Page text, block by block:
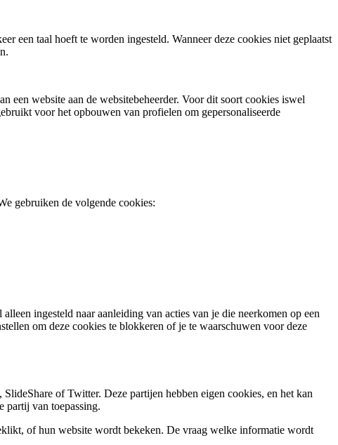
een taal hoeft te worden ingesteld. Wanneer deze cookies niet geplaatst
website aan de websitebeheerder. Voor dit soort cookies iswel
voor het opbouwen van profielen om gepersonaliseerde
gebruiken de volgende cookies:
ingesteld naar aanleiding van acties van je die neerkomen op een
om deze cookies te blokkeren of je te waarschuwen voor deze
of Twitter. Deze partijen hebben eigen cookies, en het kan
partij van toepassing.
of hun website wordt bekeken. De vraag welke informatie wordt